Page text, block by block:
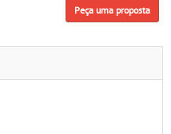
Peça uma proposta